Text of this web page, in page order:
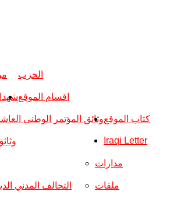
الحزب
وثائق المؤتمر الوطني
اقسام الموقع
التحالف المدني
مدارات
ملفات
كتاب الموقع
Iraqi Letter